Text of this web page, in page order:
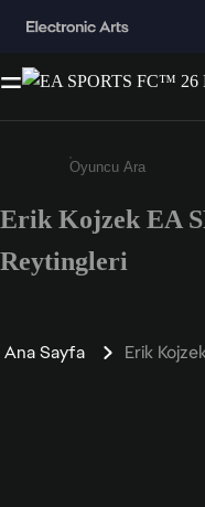
Enter a
Erik Kojzek EA
Reytingleri
Ana Sayfa Erik